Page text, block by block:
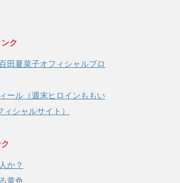
ク
田夏菜子オフィシャルブロ
ール（週末ヒロインももい
シャルサイト）
か？
黄色